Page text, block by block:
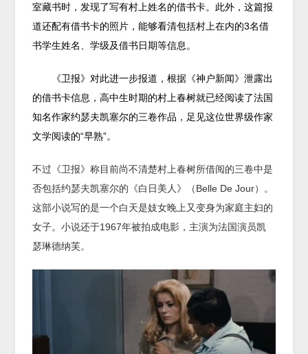
室藏书时，发现了写有村上姓名的借书卡。此外，这篇报
道还配有借书卡的照片，能够看清包括村上在内的3名借
书学生姓名、学级及借书日期等信息。
《卫报》对此进一步报道，根据《神户新闻》泄露出
的借书卡信息，高中生时期的村上春树就已经阅读了法国
知名作家约瑟夫凯塞尔的三卷作品，足见这位世界级作家
文学阅读的“早熟”。
不过《卫报》称目前尚不清楚村上春树所借阅的三卷中是
否包括约瑟夫凯塞尔的《白日美人》（Belle De Jour）。
这部小说写的是一个白天是妓女晚上又变身为家庭主妇的
女子。小说还于1967年被拍成电影，主演为法国演员凯
瑟琳德纳芙。